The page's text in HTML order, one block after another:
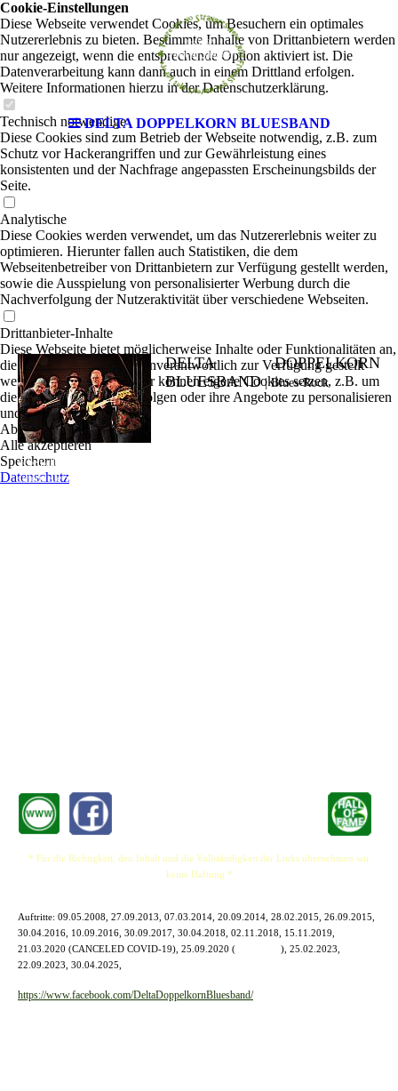
DELTA DOPPELKORN BLUESBAND
DELTA DOPPELKORN
BLUESBAND|Blues-Rock
geben alles, um das Publikum in Wallung zu bringen. Die Zuhörer geraten in Schweiß,
sofern sie nicht gerade Konditionswunder sind oder Beruhigungsmittel geschluckt
* Für die Richtigkeit, den Inhalt und die Vollständigkeit der Links übernehmen wir
keine Haftung *
Auftritte: 09.05.2008, 27.09.2013, 07.03.2014, 20.09.2014, 28.02.2015, 26.09.2015,
30.04.2016, 10.09.2016, 30.09.2017, 30.04.2018, 02.11.2018, 15.11.2019,
21.03.2020 (CANCELED COVID-19), 25.09.2020 (
), 25.02.2023,
22.09.2023, 30.04.2025,
https://www.facebook.com/DeltaDoppelkornBluesband/
Cookie-Einstellungen
Diese Webseite verwendet Cookies, um Besuchern ein optimales
Nutzererlebnis zu bieten. Bestimmte Inhalte von Drittanbietern werden
nur angezeigt, wenn die entsprechende Option aktiviert ist. Die
Datenverarbeitung kann dann auch in einem Drittland erfolgen.
Weitere Informationen hierzu in der Datenschutzerklärung.
Technisch notwendige
Diese Cookies sind zum Betrieb der Webseite notwendig, z.B. zum
Schutz vor Hackerangriffen und zur Gewährleistung eines
konsistenten und der Nachfrage angepassten Erscheinungsbilds der
Seite.
Analytische
Diese Cookies werden verwendet, um das Nutzererlebnis weiter zu
optimieren. Hierunter fallen auch Statistiken, die dem
Webseitenbetreiber von Drittanbietern zur Verfügung gestellt werden,
sowie die Ausspielung von personalisierter Werbung durch die
Nachverfolgung der Nutzeraktivität über verschiedene Webseiten.
Drittanbieter-Inhalte
Diese Webseite bietet möglicherweise Inhalte oder Funktionalitäten an,
die von Drittanbietern eigenverantwortlich zur Verfügung gestellt
werden. Diese Drittanbieter können eigene Cookies setzen, z.B. um
die Nutzeraktivität zu verfolgen oder ihre Angebote zu personalisieren
und zu optimieren.
Ablehnen
Alle akzeptieren
Speichern
Datenschutz